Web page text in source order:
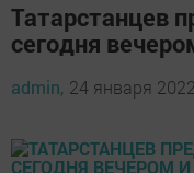
Татарстанцев
сегодня
admin, 24 января